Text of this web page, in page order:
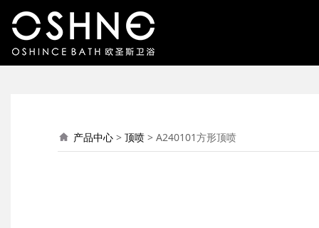
产品中心> 顶喷> A240101方形顶喷